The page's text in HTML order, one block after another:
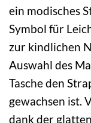
ein modisches
Symbol für
zur kindlichen
Auswahl des
Tasche den
gewachsen ist.
dank der